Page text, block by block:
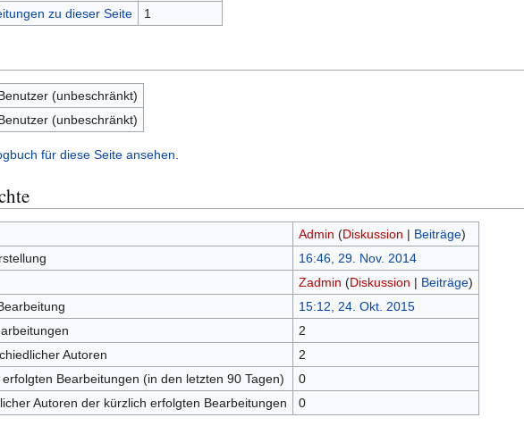
zu dieser Seite
1
(unbeschränkt)
(unbeschränkt)
für diese Seite ansehen.
Admin (Diskussion | Beiträge)
16:46, 29. Nov. 2014
Zadmin (Diskussion | Beiträge)
15:12, 24. Okt. 2015
2
Autoren
2
Bearbeitungen (in den letzten 90 Tagen)
0
Autoren der kürzlich erfolgten Bearbeitungen
0